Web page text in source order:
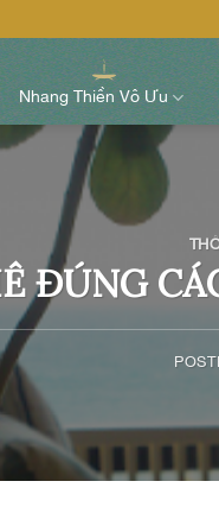
Nhang Thiền Vô Ưu
ĐÚNG